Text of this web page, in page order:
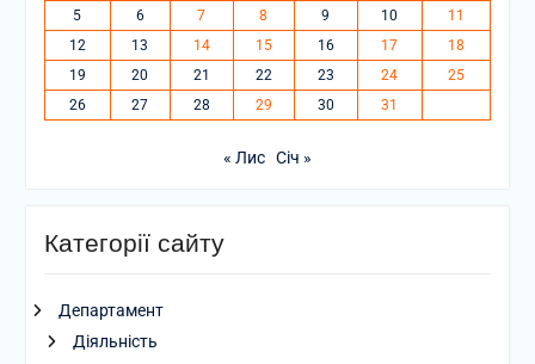
5
6 7 8 9 10
11
12
13 14 15 16 17
18
19
20 21 22 23 24
25
26
27 28 29 30 31
« Лис Січ »
Категорії сайту
Департамент
Діяльність